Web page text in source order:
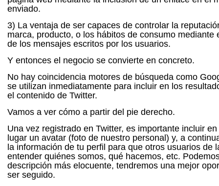
enviado.
3) La ventaja de ser capaces de controlar la
marca, producto, o los hábitos de consumo mediante
de los mensajes escritos por los usuarios.
Y entonces el negocio se convierte en concreto.
No hay coincidencia motores de búsqueda como
se utilizan inmediatamente para incluir en los
el contenido de Twitter.
Vamos a ver cómo a partir del pie derecho.
Una vez registrado en Twitter, es importante incluir
lugar un avatar (foto de nuestro personal) y, a
la información de tu perfil para que otros usuarios de
entender quiénes somos, qué hacemos, etc.
descripción más elocuente, tendremos una mejor
ser seguido.